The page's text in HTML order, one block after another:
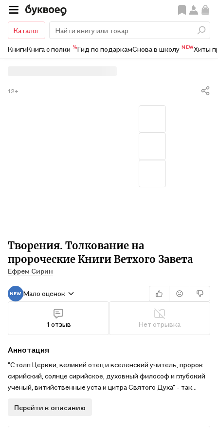
Каталог
КнигиКнига с полки %Гид по подаркамСнова в школу NEWХиты
Творения. Толкование на
пророческие Книги Ветхого Завета
Ефрем Сирин
12+
Мало оценок
1 отзыв Нет отрывка
Аннотация
"Столп Церкви, великий отец и вселенский учитель, пророк
сирийский, солнце сирийское, духовный философ и глубокий
ученый, витийственные уста и цитра Святого Духа" - так
Сирине его современник, святитель Григорий Нисский. В
Перейти к описанию